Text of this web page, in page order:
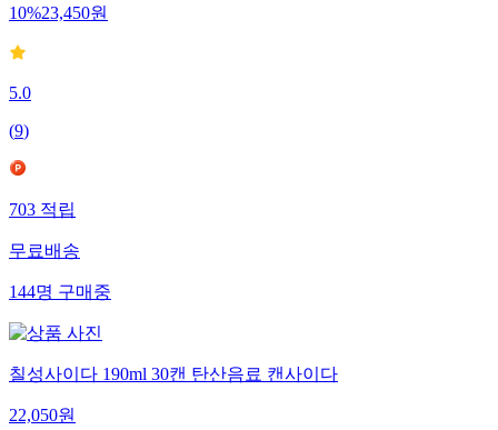
10%23,450원
5.0
(9)
703적립
무료배송
144명구매중
칠성사이다 190ml 30캔 탄산음료 캔사이다
22,050원